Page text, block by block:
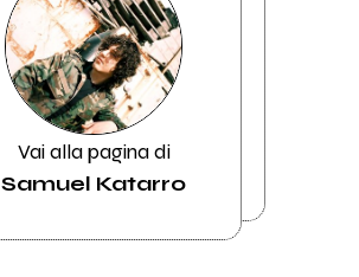
Vai alla pagina di
Samuel Katarro